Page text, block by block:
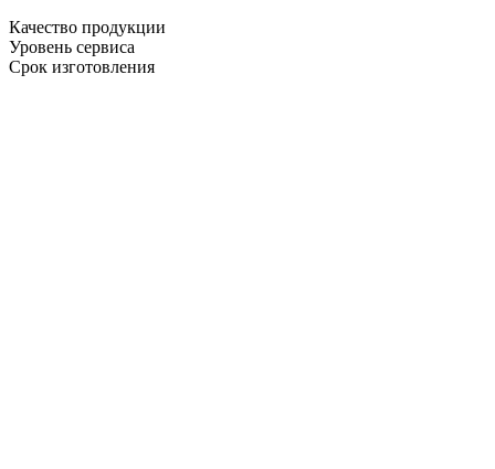
Качество продукции
Уровень сервиса
Срок изготовления